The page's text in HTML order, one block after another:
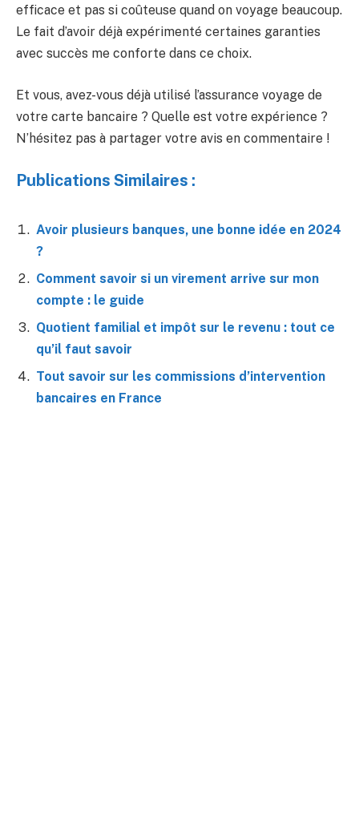
efficace et pas si coûteuse quand on voyage beaucoup.
Le fait d’avoir déjà expérimenté certaines garanties
avec succès me conforte dans ce choix.
Et vous, avez-vous déjà utilisé l’assurance voyage de
votre carte bancaire ? Quelle est votre expérience ?
N’hésitez pas à partager votre avis en commentaire !
Publications Similaires :
Avoir plusieurs banques, une bonne idée en 2024
?
Comment savoir si un virement arrive sur mon
compte : le guide
Quotient familial et impôt sur le revenu : tout ce
qu’il faut savoir
Tout savoir sur les commissions d’intervention
bancaires en France